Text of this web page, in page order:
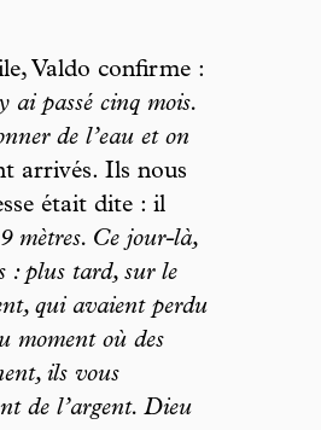
Valdo confirme :
ai passé cinq mois.
de l’eau et on
arrivés. Ils nous
était dite : il
mètres. Ce jour-là,
: plus tard, sur le
qui avaient perdu
moment où des
ils vous
de l’argent. Dieu